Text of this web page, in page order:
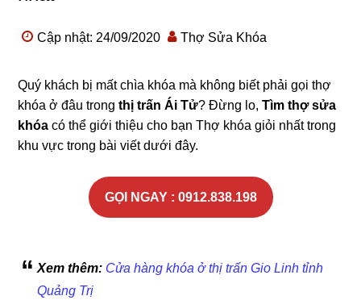
Cập nhật: 24/09/2020 Thợ Sửa Khóa
Quý khách bị mất chìa khóa mà không biết phải gọi thợ
khóa ở đâu trongthị trấn Ái Tử? Đừng lo,Tìm thợ sửa
khóa có thể giới thiệu cho bạn Thợ khóa giỏi nhất trong
khu vực trong bài viết dưới đây.
GỌI NGAY : 0912.838.198
Xem thêm: Cửa hàng khóa ở thị trấn Gio Linh tỉnh
Quảng Trị